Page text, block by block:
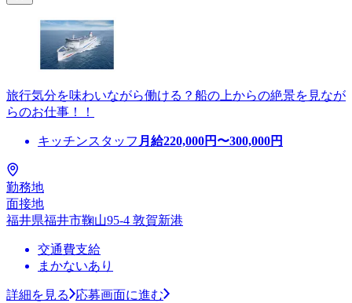
旅行気分を味わいながら働ける？船の上からの絶景を見なが
らのお仕事！！
キッチンスタッフ 月給220,000円〜300,000円
勤務地
面接地
福井県福井市鞠山95-4 敦賀新港
交通費支給
まかないあり
詳細を見る
応募画面に進む